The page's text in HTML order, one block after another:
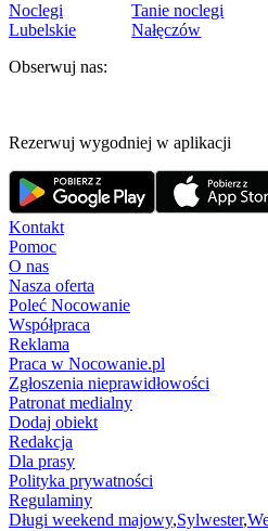
Noclegi
Lubelskie
Tanie noclegi
Nałęczów
Obserwuj nas:
Rezerwuj wygodniej w aplikacji
Kontakt
Pomoc
O nas
Nasza oferta
Poleć Nocowanie
Współpraca
Reklama
Praca w Nocowanie.pl
Zgłoszenia nieprawidłowości
Patronat medialny
Dodaj obiekt
Redakcja
Dla prasy
Polityka prywatności
Regulaminy
Długi weekend majowy,Sylwester,